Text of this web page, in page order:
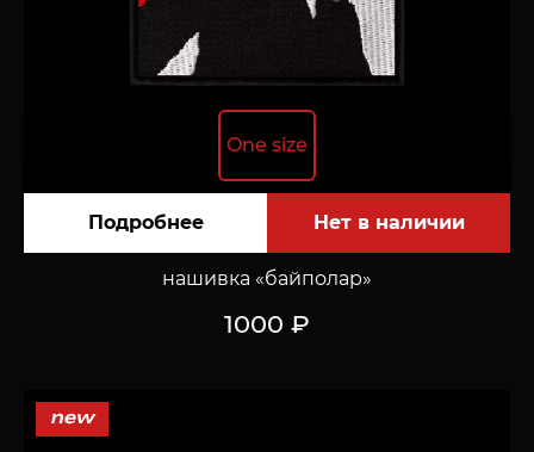
One size
Подробнее
нашивка «байполар»
1000 ₽